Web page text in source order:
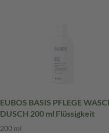
EUBOS BASIS PFLEGE
DUSCH 200 ml Flüssigkeit
200 ml